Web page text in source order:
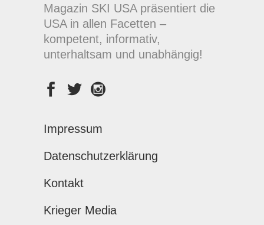
Magazin SKI USA präsentiert die
USA in allen Facetten –
kompetent, informativ,
unterhaltsam und unabhängig!
Impressum
Datenschutzerklärung
Kontakt
Krieger Media